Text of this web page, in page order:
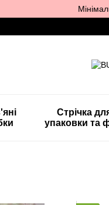
Стрічка
упаковки та